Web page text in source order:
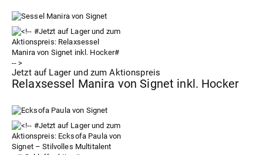
Jetzt auf Lager und zum Aktionspreis
Relaxsessel Manira von Signet inkl. Hocker